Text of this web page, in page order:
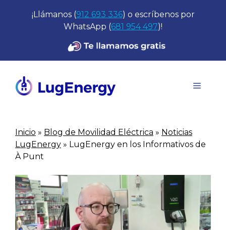
¡Llámanos (912 693 336) o escríbenos por
WhatsApp (681 954 497)!
Menú
Inicio » Blog de Movilidad Eléctrica » Noticias
LugEnergy » LugEnergy en los Informativos de
À Punt